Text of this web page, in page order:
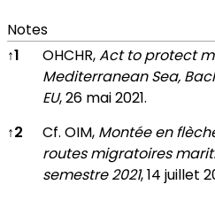
Notes
Notes
↑1 OHCHR,Act to protect
Mediterranean Sea,
EU, 26 mai 2021.
↑2 Cf. OIM, Montée en
routes migratoires
semestre 2021, 14 juillet